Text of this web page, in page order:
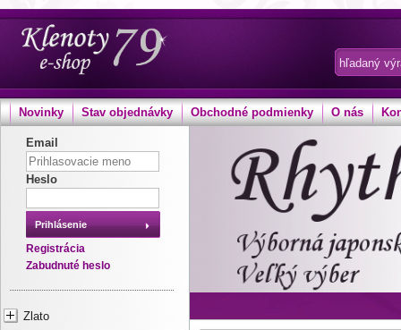
Novinky Stav objednávky Obchodné podmienky O nás
Email
Heslo
Prihlásenie
Registrácia
Zabudnuté heslo
Zlato